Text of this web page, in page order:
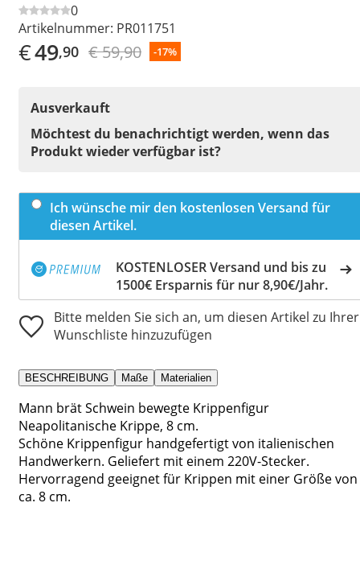
0
Artikelnummer: PR011751
€49,90 € 59,90 -17%
Ausverkauft
Möchtest du benachrichtigt werden, wenn das
Produkt wieder verfügbar ist?
Ich wünsche mir den kostenlosen Versand für
diesen Artikel.
KOSTENLOSER Versand und bis zu
1500€ Ersparnis für nur 8,90€/Jahr.
Bitte melden Sie sich an, um diesen Artikel zu Ihrer
Wunschliste hinzuzufügen
BESCHREIBUNG Maße Materialien
Mann brät Schwein bewegte Krippenfigur
Neapolitanische Krippe, 8 cm.
Schöne Krippenfigur handgefertigt von italienischen
Handwerkern. Geliefert mit einem 220V-Stecker.
Hervorragend geeignet für Krippen mit einer Größe von
ca. 8 cm.